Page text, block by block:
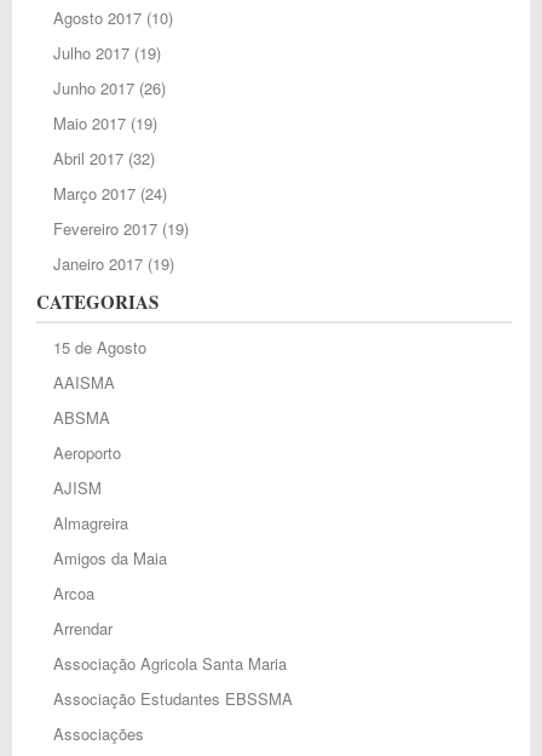
Agosto 2017(10)
Julho 2017(19)
Junho 2017(26)
Maio 2017(19)
Abril 2017(32)
Março 2017(24)
Fevereiro 2017(19)
Janeiro 2017(19)
CATEGORIAS
15 de Agosto
AAISMA
ABSMA
Aeroporto
AJISM
Almagreira
Amigos da Maia
Arcoa
Arrendar
Associação Agricola Santa Maria
Associação Estudantes EBSSMA
Associações